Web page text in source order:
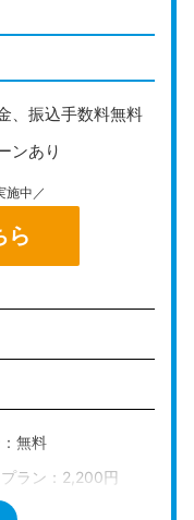
井住友カードが提
レス決済サービス
カード・電子マネ
ジ化されていま
入できるのが特徴で
ッフ管理といった
々の効率化にも役立
、飲食店や小売
可能です。キャッ
者におすすめのサ
、振込手数料無料
ンあり
施中／
ら
無料
ラン：2,200円